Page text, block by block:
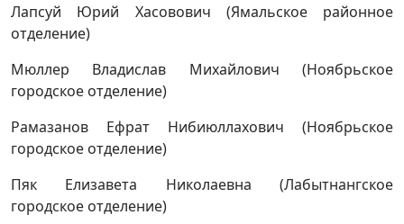
Лапсуй Юрий Хасовович (Ямальское районное
отделение)
Мюллер Владислав Михайлович (Ноябрьское
городское отделение)
Рамазанов Ефрат Нибиюллахович (Ноябрьское
городское отделение)
Пяк Елизавета Николаевна (Лабытнангское
городское отделение)